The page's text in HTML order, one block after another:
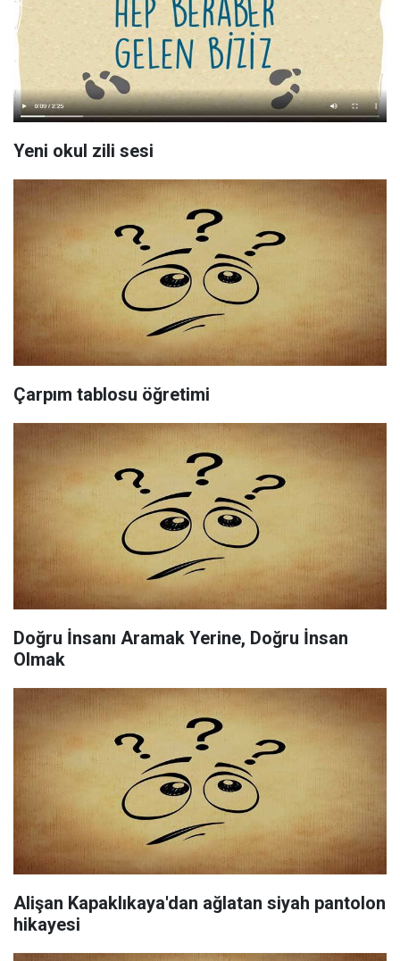
Yeni okul zili sesi
Çarpım tablosu öğretimi
Doğru İnsanı Aramak Yerine, Doğru İnsan
Olmak
Alişan Kapaklıkaya'dan ağlatan siyah pantolon
hikayesi